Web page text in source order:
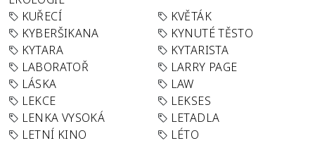
KUŘECÍ
KVĚTÁK
KYBERŠIKANA
KYNUTÉ TĚSTO
KYTARA
KYTARISTA
LABORATOŘ
LARRY PAGE
LÁSKA
LAW
LEKCE
LEKSES
LENKA VYSOKÁ
LETADLA
LETNÍ KINO
LÉTO